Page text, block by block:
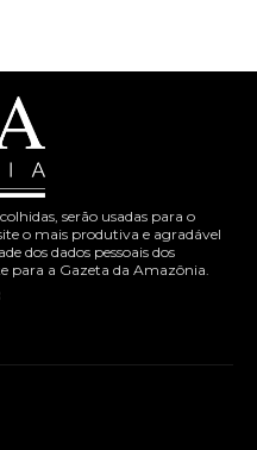
serão usadas para o
o mais produtiva e agradável
dos dados pessoais dos
para a Gazeta da Amazônia.